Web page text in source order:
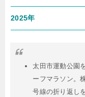
2025年
太田市運動公園
ーフマラソン。
号線の折り返し